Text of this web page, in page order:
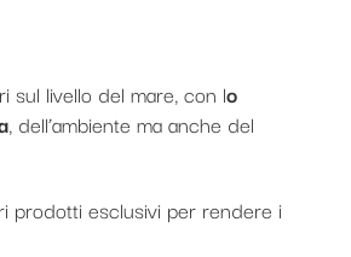
sul livello del mare, con lo
, dell’ambiente ma anche del
prodotti esclusivi per rendere i